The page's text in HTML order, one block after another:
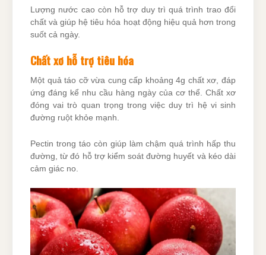
Lượng nước cao còn hỗ trợ duy trì quá trình trao đổi
chất và giúp hệ tiêu hóa hoạt động hiệu quả hơn trong
suốt cả ngày.
Chất xơ hỗ trợ tiêu hóa
Một quả táo cỡ vừa cung cấp khoảng 4g chất xơ, đáp
ứng đáng kể nhu cầu hàng ngày của cơ thể. Chất xơ
đóng vai trò quan trọng trong việc duy trì hệ vi sinh
đường ruột khỏe mạnh.
Pectin trong táo còn giúp làm chậm quá trình hấp thu
đường, từ đó hỗ trợ kiểm soát đường huyết và kéo dài
cảm giác no.